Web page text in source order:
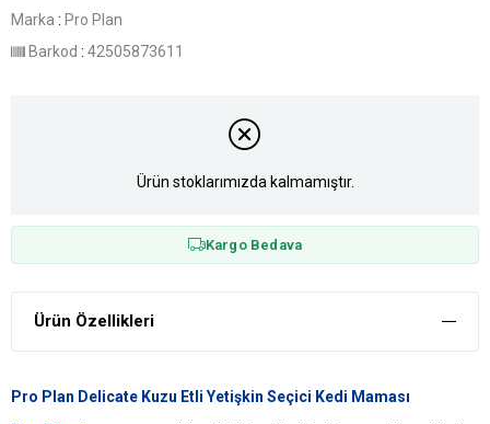
Marka : Pro Plan
Barkod : 42505873611
Ürün stoklarımızda kalmamıştır.
Kargo Bedava
Ürün Özellikleri
Pro Plan Delicate Kuzu Etli Yetişkin Seçici Kedi Maması